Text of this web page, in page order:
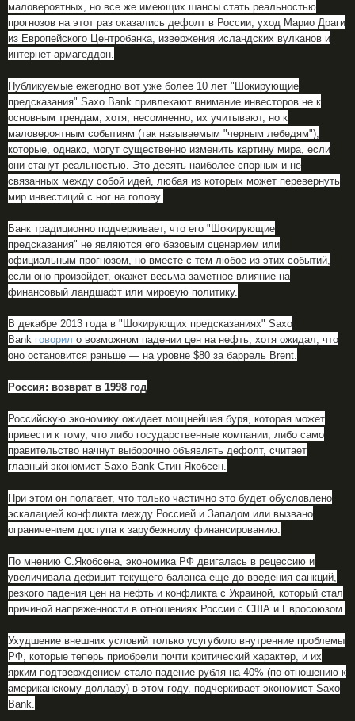
маловероятных, но все же имеющих шансы стать реальностью
прогнозов на этот раз оказались дефолт в России, уход Марио Драги
из Европейского Центробанка, извержения исландских вулканов и
интернет-армагеддон.
Публикуемые ежегодно вот уже более 10 лет "Шокирующие
предсказания" Saxo Bank привлекают внимание инвесторов не к
основным трендам, хотя, несомненно, их учитывают, но к
маловероятным событиям (так называемым "черным лебедям"),
которые, однако, могут существенно изменить картину мира, если
они станут реальностью. Это десять наиболее спорных и не
связанных между собой идей, любая из которых может перевернуть
мир инвестиций с ног на голову.
Банк традиционно подчеркивает, что его "Шокирующие
предсказания" не являются его базовым сценарием или
официальным прогнозом, но вместе с тем любое из этих событий,
если оно произойдет, окажет весьма заметное влияние на
финансовый ландшафт или мировую политику.
В декабре 2013 года в "Шокирующих предсказаниях" Saxo
Bank говорил о возможном падении цен на нефть, хотя ожидал, что
оно остановится раньше — на уровне $80 за баррель Brent.
Россия: возврат в 1998 год
Российскую экономику ожидает мощнейшая буря, которая может
привести к тому, что либо государственные компании, либо само
правительство начнут выборочно объявлять дефолт, считает
главный экономист Saxo Bank Стин Якобсен.
При этом он полагает, что только частично это будет обусловлено
эскалацией конфликта между Россией и Западом или вызвано
ограничением доступа к зарубежному финансированию.
По мнению С.Якобсена, экономика РФ двигалась в рецессию и
увеличивала дефицит текущего баланса еще до введения санкций,
резкого падения цен на нефть и конфликта с Украиной, который стал
причиной напряженности в отношениях России с США и Евросоюзом.
Ухудшение внешних условий только усугубило внутренние проблемы
РФ, которые теперь приобрели почти критический характер, и их
ярким подтверждением стало падение рубля на 40% (по отношению к
американскому доллару) в этом году, подчеркивает экономист Saxo
Bank.